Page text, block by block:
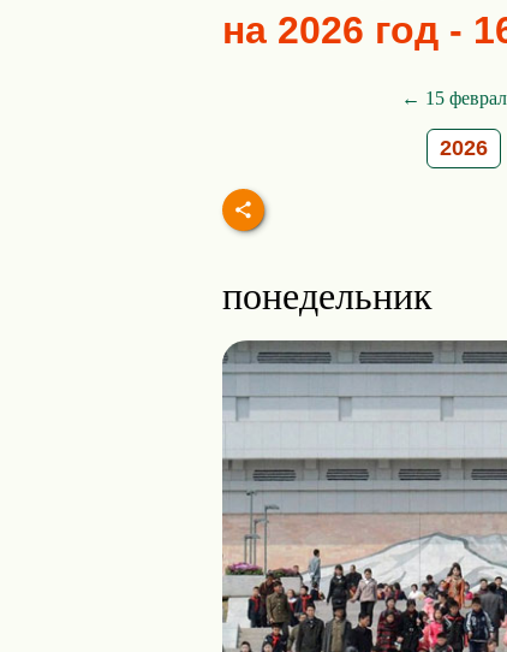
на 2026 год -
← 15
2026
понедельник